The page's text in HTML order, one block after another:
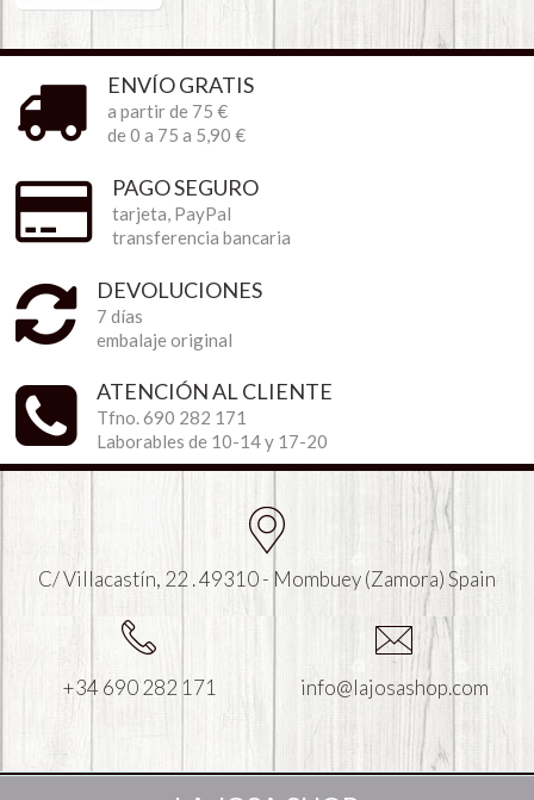
ENVÍO GRATIS
a partir de 75 €
de 0 a 75 a 5,90 €
PAGO SEGURO
tarjeta, PayPal
transferencia bancaria
DEVOLUCIONES
7 días
embalaje original
ATENCIÓN AL CLIENTE
Tfno. 690 282 171
Laborables de 10-14 y 17-20
C/ Villacastín, 22 . 49310 - Mombuey (Zamora) Spain
+34 690 282 171 info@lajosashop.com